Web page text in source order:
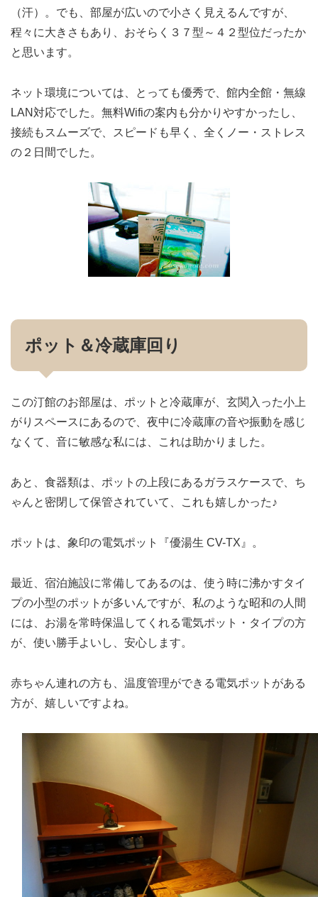
（汗）。でも、部屋が広いので小さく見えるんですが、
程々に大きさもあり、おそらく３７型～４２型位だったか
と思います。
ネット環境については、とっても優秀で、館内全館・無線
LAN対応でした。無料Wifiの案内も分かりやすかったし、
接続もスムーズで、スピードも早く、全くノー・ストレス
の２日間でした。
ポット＆冷蔵庫回り
この汀館のお部屋は、ポットと冷蔵庫が、玄関入った小上
がりスペースにあるので、夜中に冷蔵庫の音や振動を感じ
なくて、音に敏感な私には、これは助かりました。
あと、食器類は、ポットの上段にあるガラスケースで、ち
ゃんと密閉して保管されていて、これも嬉しかった♪
ポットは、象印の電気ポット『優湯生 CV-TX』。
最近、宿泊施設に常備してあるのは、使う時に沸かすタイ
プの小型のポットが多いんですが、私のような昭和の人間
には、お湯を常時保温してくれる電気ポット・タイプの方
が、使い勝手よいし、安心します。
赤ちゃん連れの方も、温度管理ができる電気ポットがある
方が、嬉しいですよね。